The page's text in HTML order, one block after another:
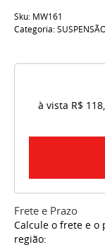
Sku: MW161
Categoria:
à vista R$
Frete e Prazo
Calcule o frete e o
região: